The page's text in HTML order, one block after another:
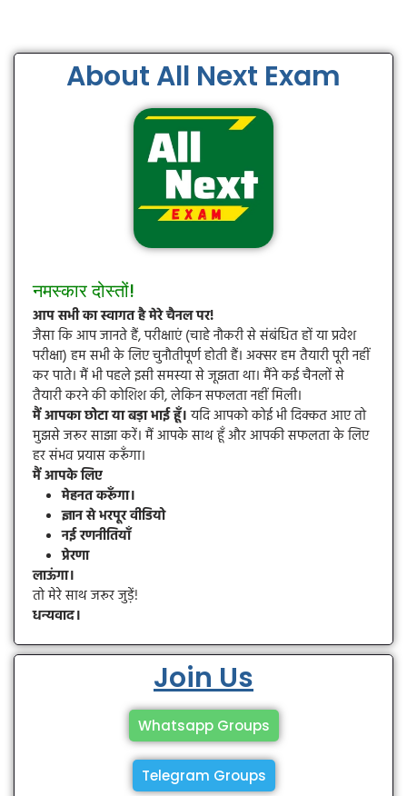
About All Next Exam
नमस्कार दोस्तों!
आप सभी का स्वागत है मेरे चैनल पर!
जैसा कि आप जानते हैं, परीक्षाएं (चाहे नौकरी से संबंधित हों या प्रवेश
परीक्षा) हम सभी के लिए चुनौतीपूर्ण होती हैं। अक्सर हम तैयारी पूरी नहीं
कर पाते। मैं भी पहले इसी समस्या से जूझता था। मैंने कई चैनलों से
तैयारी करने की कोशिश की, लेकिन सफलता नहीं मिली।
मैं आपका छोटा या बड़ा भाई हूँ।यदि आपको कोई भी दिक्कत आए तो
मुझसे जरूर साझा करें। मैं आपके साथ हूँ और आपकी सफलता के लिए
हर संभव प्रयास करूँगा।
मैं आपके लिए
मेहनत करूँगा।
ज्ञान से भरपूर वीडियो
नई रणनीतियाँ
प्रेरणा
लाऊंगा।
तो मेरे साथ जरूर जुड़ें!
धन्यवाद।
Join Us
Whatsapp Groups
Telegram Groups